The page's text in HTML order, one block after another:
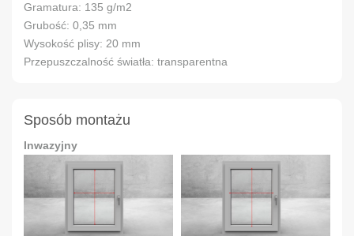
Gramatura: 135 g/m2
Grubość: 0,35 mm
Wysokość plisy: 20 mm
Przepuszczalność światła: transparentna
Sposób montażu
Inwazyjny